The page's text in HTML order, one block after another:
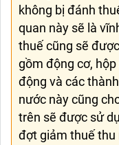
không bị đánh
quan này sẽ là
thuế cũng sẽ
gồm động cơ,
động và các
nước này cũng
trên sẽ được sử
đợt giảm thuế thu